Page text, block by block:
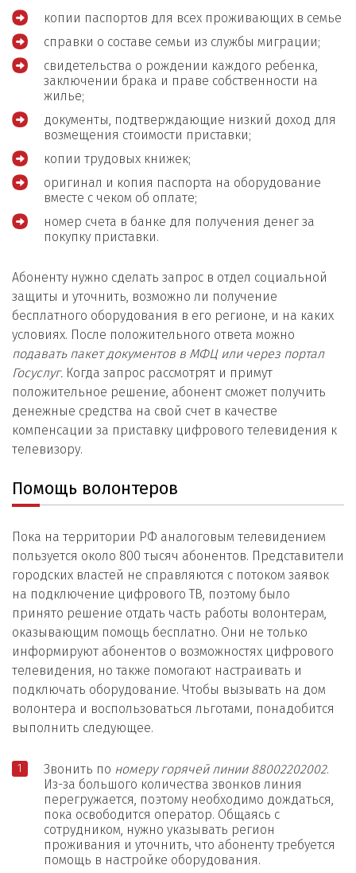
копии паспортов для всех проживающих в семье
справки о составе семьи из службы миграции;
свидетельства о рождении каждого ребенка,
заключении брака и праве собственности на
жилье;
документы, подтверждающие низкий доход для
возмещения стоимости приставки;
копии трудовых книжек;
оригинал и копия паспорта на оборудование
вместе с чеком об оплате;
номер счета в банке для получения денег за
покупку приставки.
Абоненту нужно сделать запрос в отдел социальной
защиты и уточнить, возможно ли получение
бесплатного оборудования в его регионе, и на каких
условиях. После положительного ответа можно
подавать пакет документов в МФЦ или через портал
Госуслуг. Когда запрос рассмотрят и примут
положительное решение, абонент сможет получить
денежные средства на свой счет в качестве
компенсации за приставку цифрового телевидения к
телевизору.
Помощь волонтеров
Пока на территории РФ аналоговым телевидением
пользуется около 800 тысяч абонентов. Представители
городских властей не справляются с потоком заявок
на подключение цифрового ТВ, поэтому было
принято решение отдать часть работы волонтерам,
оказывающим помощь бесплатно. Они не только
информируют абонентов о возможностях цифрового
телевидения, но также помогают настраивать и
подключать оборудование. Чтобы вызывать на дом
волонтера и воспользоваться льготами, понадобится
выполнить следующее.
Звонить по номеру горячей линии 88002202002.
Из-за большого количества звонков линия
перегружается, поэтому необходимо дождаться,
пока освободится оператор. Общаясь с
сотрудником, нужно указывать регион
проживания и уточнить, что абоненту требуется
помощь в настройке оборудования.